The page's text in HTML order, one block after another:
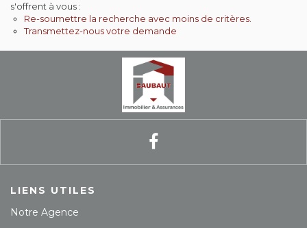
Contact
s'offrent à vous :
Re-soumettre la recherche avec moins de critères.
Transmettez-nous votre demande
LIENS UTILES
Notre Agence